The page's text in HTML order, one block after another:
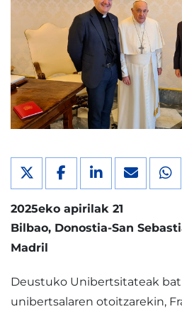
2025eko apirilak 21
Bilbao Donostia-San
Madril
Deustuko Unibertsitateak
unibertsalaren otoitzarekin,